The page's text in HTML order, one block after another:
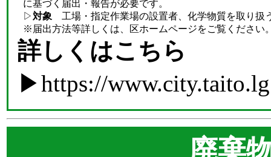
に基づく届出・報告が必要です。
▷対象 工場・指定作業場の設置者、化学物質を取り扱
※届出方法等詳しくは、区ホームページをご覧ください
詳しくはこちら
▶https://
廃棄